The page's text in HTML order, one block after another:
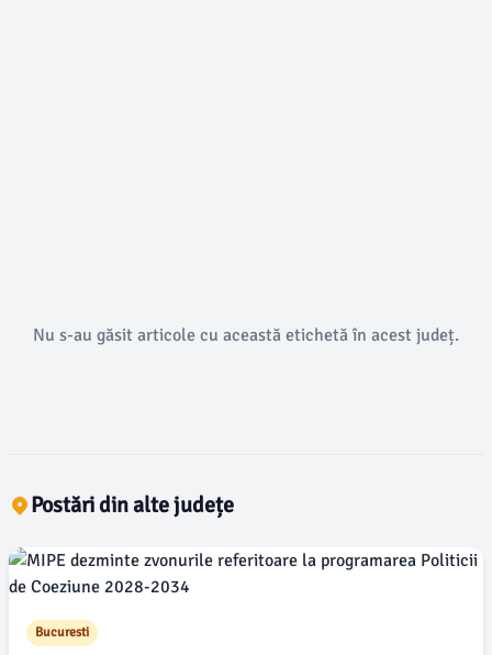
Nu s-au găsit articole cu această etichetă în acest județ.
Postări din alte județe
Bucuresti